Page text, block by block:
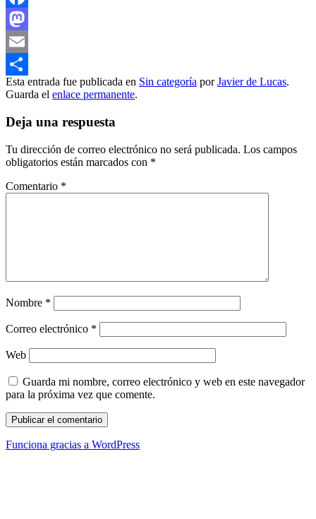
Facebook
Mastodon
Email
Compartir
Esta entrada fue publicada en Sin categoría porJavier de Lucas.
Guarda el enlace permanente.
Deja una respuesta
Tu dirección de correo electrónico no será publicada. Los campos
obligatorios están marcados con *
Comentario *
Nombre *
Correo electrónico *
Web
Guarda mi nombre, correo electrónico y web en este navegador
para la próxima vez que comente.
Funciona gracias a WordPress